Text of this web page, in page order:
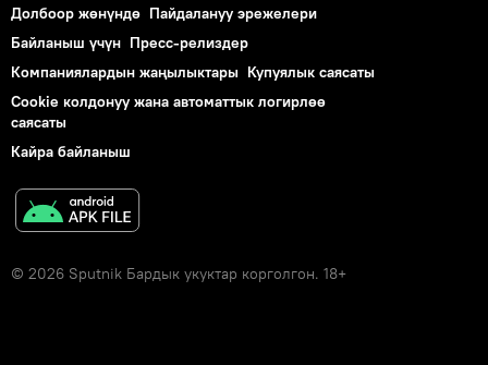
Долбоор жөнүндө Пайдалануу эрежелери
Байланыш үчүн Пресс-релиздер
Компаниялардын жаңылыктары Купуялык саясаты
Cookie колдонуу жана автоматтык логирлөө
саясаты
Кайра байланыш
© 2026 Sputnik Бардык укуктар корголгон. 18+